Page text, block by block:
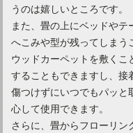
カーペットは意外と汚れ
うのは嬉しいところです。
また、畳の上にベッドやテ
へこみや型が残ってしまう
ウッドカーペットを敷く
することもできますし、
傷つけずにいつでもパッ
心して使用できます。
さらに、畳からフローリ